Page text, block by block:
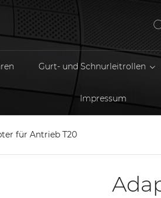
Gurt- und Schnurleitrollen
Impressum
für Antrieb T20